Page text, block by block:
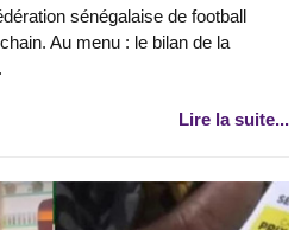
sénégalaise de football
Au menu : le bilan de la
Lire la suite...